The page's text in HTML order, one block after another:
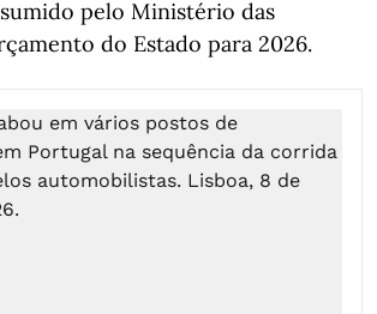
pelo Ministério das
do Estado para 2026.